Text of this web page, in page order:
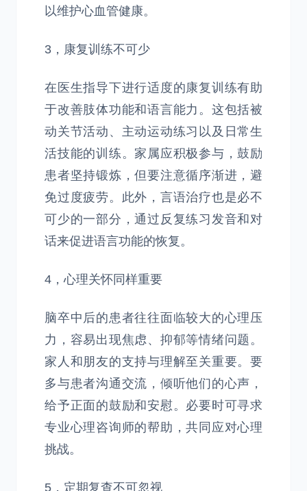
以维护心血管健康。
3，康复训练不可少
在医生指导下进行适度的康复训练有助
于改善肢体功能和语言能力。这包括被
动关节活动、主动运动练习以及日常生
活技能的训练。家属应积极参与，鼓励
患者坚持锻炼，但要注意循序渐进，避
免过度疲劳。此外，言语治疗也是必不
可少的一部分，通过反复练习发音和对
话来促进语言功能的恢复。
4，心理关怀同样重要
脑卒中后的患者往往面临较大的心理压
力，容易出现焦虑、抑郁等情绪问题。
家人和朋友的支持与理解至关重要。要
多与患者沟通交流，倾听他们的心声，
给予正面的鼓励和安慰。必要时可寻求
专业心理咨询师的帮助，共同应对心理
挑战。
5，定期复查不可忽视